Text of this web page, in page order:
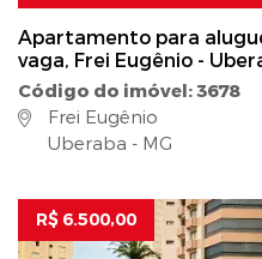
Apartamento para
vaga, Frei Eugênio -
Código do imóvel: 3678
Frei Eugênio
Uberaba - MG
R$ 6.500,00